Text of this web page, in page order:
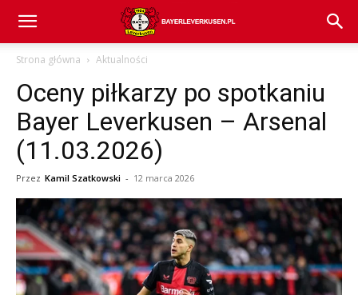
Bayer
Leverkusen
aktualności
Strona główna Aktualności
Oceny piłkarzy po spotkaniu
Bayer Leverkusen – Arsenal
(11.03.2026)
Przez Kamil Szatkowski - 12 marca 2026